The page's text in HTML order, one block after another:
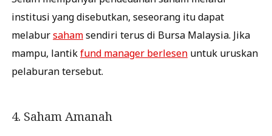
institusi yang disebutkan, seseorang itu dapat
melabursahamsendiri terus di Bursa Malaysia. Jika
mampu, lantikfund manager berlesen untuk uruskan
pelaburan tersebut.
4. Saham Amanah